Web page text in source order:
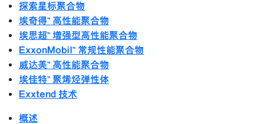
探索星标聚合物
埃奇得™ 高性能聚合物
埃思超™ 增强型高性能聚合物
ExxonMobil™ 常规性能聚合物
威达美™ 高性能聚合物
埃佳特™ 聚烯烃弹性体
Exxtend 技术
概述